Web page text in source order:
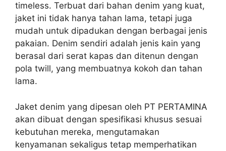
timeless. Terbuat dari bahan denim yang kuat,
jaket ini tidak hanya tahan lama, tetapi juga
mudah untuk dipadukan dengan berbagai jenis
pakaian. Denim sendiri adalah jenis kain yang
berasal dari serat kapas dan ditenun dengan
pola twill, yang membuatnya kokoh dan tahan
lama.
Jaket denim yang dipesan oleh PT PERTAMINA
akan dibuat dengan spesifikasi khusus sesuai
kebutuhan mereka, mengutamakan
kenyamanan sekaligus tetap memperhatikan